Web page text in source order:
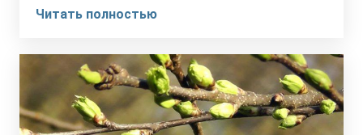
Читать полностью